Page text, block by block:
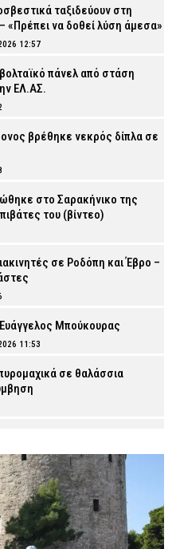
ταξιδεύουν στη
«Πρέπει να δοθεί λύση άμεσα»
12:57
πάνελ από στάση
ΕΛ.ΑΣ.
βρέθηκε νεκρός δίπλα σε
στο Σαρακήνικο της
του (βίντεο)
σε Ροδόπη και Έβρο –
Μπούκουρας
11:53
σε θαλάσσια
ο ιδιοκτήτης της
για ναρκωτικά, κλοπές και
17 άτομα